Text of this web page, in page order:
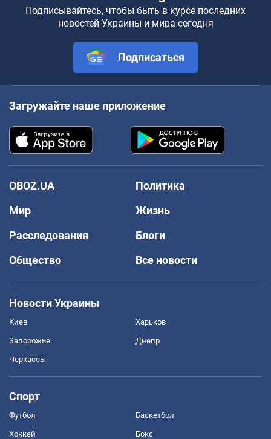
Подписывайтесь, чтобы быть в курсе последних
новостей Украины и мира сегодня
Подписаться
Загружайте наше приложение
OBOZ.UA
Политика
Мир
Жизнь
Расследования
Блоги
Общество
Все новости
Новости Украины
Киев Харьков
Запорожье Днепр
Черкассы
Спорт
Футбол Баскетбол
Хоккей Бокс